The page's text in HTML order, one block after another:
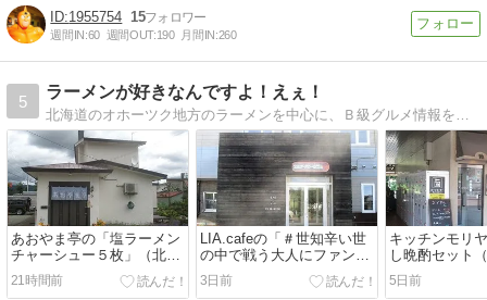
1955754 15
週間IN:60 週間OUT:190 月間IN:260
5
ラーメンが好きなんですよ！えぇ！
あおやま亭の「塩ラーメン
チャーシュー５枚」（北見
市）
21時間前
LIA.cafeの「＃世知辛い世
の中で戦う大人にファンタ
ジーを」と「アイスコーヒ
ー」（網走市）
3日前
キッチンモリ
し晩酌セット
き）」（網走
5日前